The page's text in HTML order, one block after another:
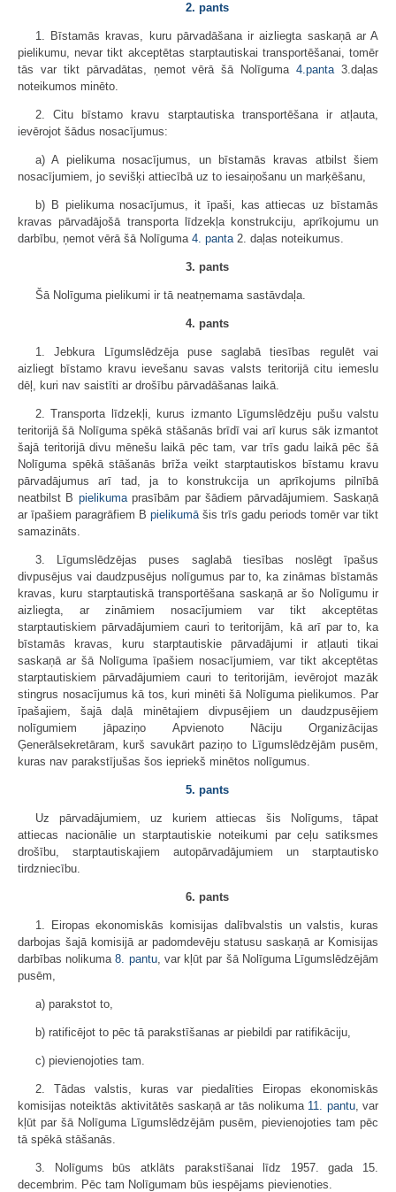
2. pants
1. Bīstamās kravas, kuru pārvadāšana ir aizliegta saskaņā ar A
pielikumu, nevar tikt akceptētas starptautiskai transportēšanai, tomēr
tās var tikt pārvadātas, ņemot vērā šā Nolīguma4.panta3.daļas
noteikumos minēto.
2. Citu bīstamo kravu starptautiska transportēšana ir atļauta,
ievērojot šādus nosacījumus:
a) A pielikuma nosacījumus, un bīstamās kravas atbilst šiem
nosacījumiem, jo sevišķi attiecībā uz to iesaiņošanu un marķēšanu,
b) B pielikuma nosacījumus, it īpaši, kas attiecas uz bīstamās
kravas pārvadājošā transporta līdzekļa konstrukciju, aprīkojumu un
darbību, ņemot vērā šā Nolīguma 4. panta2. daļas noteikumus.
3. pants
Šā Nolīguma pielikumi ir tā neatņemama sastāvdaļa.
4. pants
1. Jebkura Līgumslēdzēja puse saglabā tiesības regulēt vai
aizliegt bīstamo kravu ievešanu savas valsts teritorijā citu iemeslu
dēļ, kuri nav saistīti ar drošību pārvadāšanas laikā.
2. Transporta līdzekļi, kurus izmanto Līgumslēdzēju pušu valstu
teritorijā šā Nolīguma spēkā stāšanās brīdī vai arī kurus sāk izmantot
šajā teritorijā divu mēnešu laikā pēc tam, var trīs gadu laikā pēc šā
Nolīguma spēkā stāšanās brīža veikt starptautiskos bīstamu kravu
pārvadājumus arī tad, ja to konstrukcija un aprīkojums pilnībā
neatbilst B pielikumaprasībām par šādiem pārvadājumiem. Saskaņā
ar īpašiem paragrāfiem B pielikumāšis trīs gadu periods tomēr var tikt
samazināts.
3. Līgumslēdzējas puses saglabā tiesības noslēgt īpašus
divpusējus vai daudzpusējus nolīgumus par to, ka zināmas bīstamās
kravas, kuru starptautiskā transportēšana saskaņā ar šo Nolīgumu ir
aizliegta, ar zināmiem nosacījumiem var tikt akceptētas
starptautiskiem pārvadājumiem cauri to teritorijām, kā arī par to, ka
bīstamās kravas, kuru starptautiskie pārvadājumi ir atļauti tikai
saskaņā ar šā Nolīguma īpašiem nosacījumiem, var tikt akceptētas
starptautiskiem pārvadājumiem cauri to teritorijām, ievērojot mazāk
stingrus nosacījumus kā tos, kuri minēti šā Nolīguma pielikumos. Par
īpašajiem, šajā daļā minētajiem divpusējiem un daudzpusējiem
nolīgumiem jāpaziņo Apvienoto Nāciju Organizācijas
Ģenerālsekretāram, kurš savukārt paziņo to Līgumslēdzējām pusēm,
kuras nav parakstījušas šos iepriekš minētos nolīgumus.
5. pants
Uz pārvadājumiem, uz kuriem attiecas šis Nolīgums, tāpat
attiecas nacionālie un starptautiskie noteikumi par ceļu satiksmes
drošību, starptautiskajiem autopārvadājumiem un starptautisko
tirdzniecību.
6. pants
1. Eiropas ekonomiskās komisijas dalībvalstis un valstis, kuras
darbojas šajā komisijā ar padomdevēju statusu saskaņā ar Komisijas
darbības nolikuma8. pantu, var kļūt par šā Nolīguma Līgumslēdzējām
pusēm,
a) parakstot to,
b) ratificējot to pēc tā parakstīšanas ar piebildi par ratifikāciju,
c) pievienojoties tam.
2. Tādas valstis, kuras var piedalīties Eiropas ekonomiskās
komisijas noteiktās aktivitātēs saskaņā ar tās nolikuma 11. pantu, var
kļūt par šā Nolīguma Līgumslēdzējām pusēm, pievienojoties tam pēc
tā spēkā stāšanās.
3. Nolīgums būs atklāts parakstīšanai līdz 1957. gada 15.
decembrim. Pēc tam Nolīgumam būs iespējams pievienoties.